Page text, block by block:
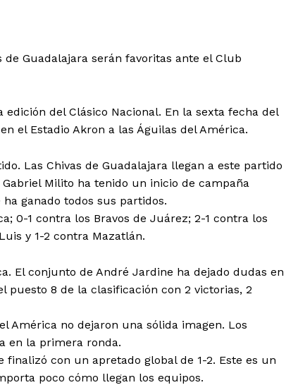
Guadalajara serán favoritas ante el Club
edición del Clásico Nacional. En la sexta fecha del
el Estadio Akron a las Águilas del América.
Las Chivas de Guadalajara llegan a este partido
Milito ha tenido un inicio de campaña
ganado todos sus partidos.
0-1 contra los Bravos de Juárez; 2-1 contra los
y 1-2 contra Mazatlán.
El conjunto de André Jardine ha dejado dudas en
puesto 8 de la clasificación con 2 victorias, 2
América no dejaron una sólida imagen. Los
en la primera ronda.
con un apretado global de 1-2. Este es un
poco cómo llegan los equipos.